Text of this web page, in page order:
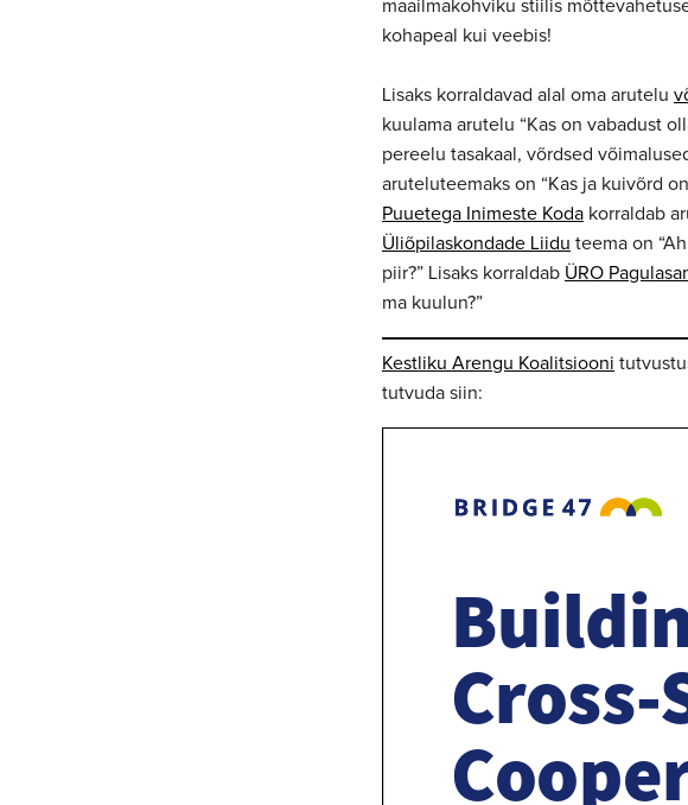
maailmakohviku stiilis
kohapeal kui veebis!
Lisaks korraldavad alal oma arutelu
kuulama arutelu “Kas on vabadust
pereelu tasakaal, võrdsed
aruteluteemaks on “Kas ja kuivõrd
Puuetega Inimeste Koda korraldab
Üliõpilaskondade Liidu teema on
piir?” Lisaks korraldab ÜRO
ma kuulun?”
Kestliku Arengu Koalitsiooni
tutvuda siin: